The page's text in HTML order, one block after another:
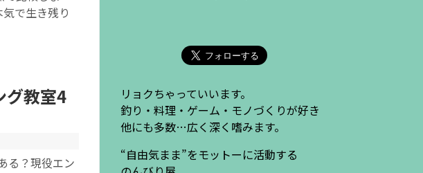
で生き残り
グ教室4
る？現役エン
リョクちゃっていいます。
釣り・料理・ゲーム・モノづくりが好き
他にも多数…広く深く嗜みます。
“自由気まま”をモットーに活動する